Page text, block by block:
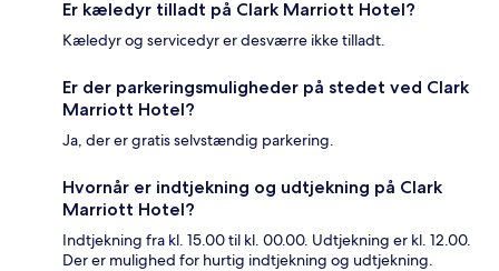
Er kæledyr tilladt på Clark Marriott Hotel?
Kæledyr og servicedyr er desværre ikke tilladt.
Er der parkeringsmuligheder på stedet ved Clark
Marriott Hotel?
Ja, der er gratis selvstændig parkering.
Hvornår er indtjekning og udtjekning på Clark
Marriott Hotel?
Indtjekning fra kl. 15.00 til kl. 00.00. Udtjekning er kl. 12.00.
Der er mulighed for hurtig indtjekning og udtjekning.